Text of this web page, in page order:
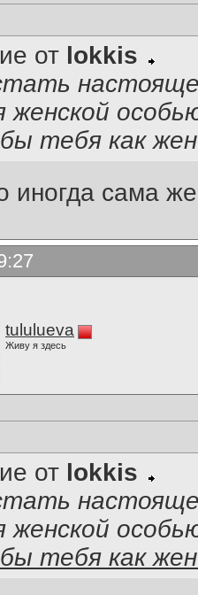
от lokkis
женской
тебя как
иногда сама
tululueva
Живу я здесь
от lokkis
женской
тебя как